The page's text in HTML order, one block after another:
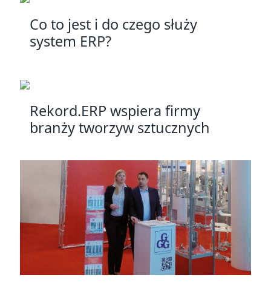
Co to jest i do czego służy
system ERP?
Rekord.ERP wspiera firmy
branży tworzyw sztucznych